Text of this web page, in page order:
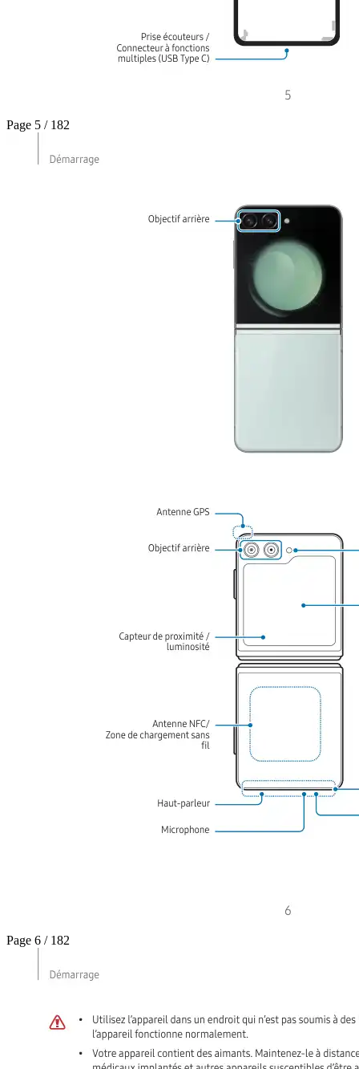
Page 5 / 182
Page 6 / 182